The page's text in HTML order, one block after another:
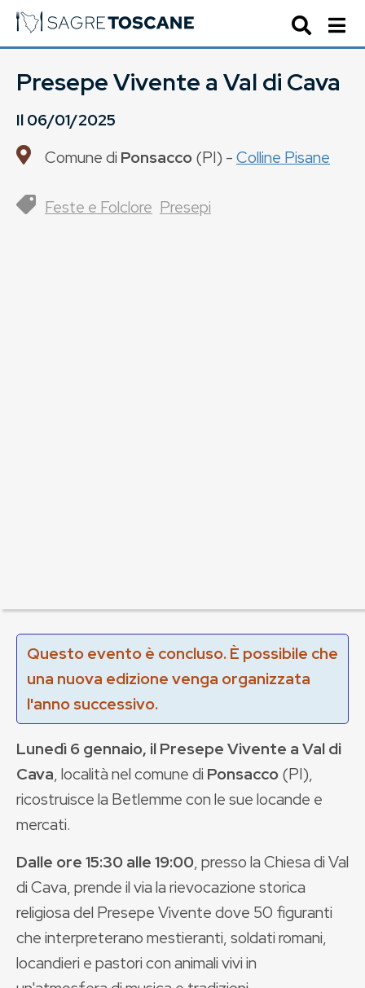
Presepe Vivente a Val di Cava
Il06/01/2025
Comune di Ponsacco(PI) -Colline Pisane
Feste e Folclore Presepi
Questo evento è concluso. È possibile che
una nuova edizione venga organizzata
l'anno successivo.
Lunedì 6 gennaio, il Presepe Vivente a Val di
Cava, località nel comune di Ponsacco(PI),
ricostruisce la Betlemme con le sue locande e
mercati.
Dalle ore 15:30 alle 19:00, presso la Chiesa di Val
di Cava, prende il via la rievocazione storica
religiosa del Presepe Vivente dove 50 figuranti
che interpreterano mestieranti, soldati romani,
locandieri e pastori con animali vivi in